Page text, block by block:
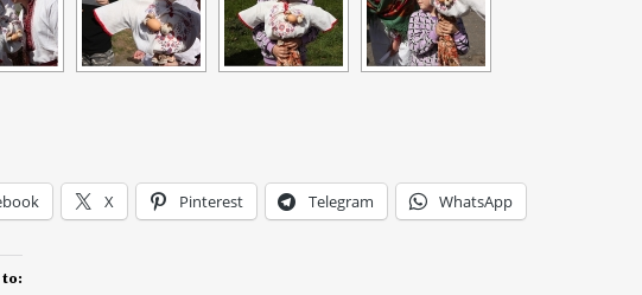
X Pinterest Telegram WhatsApp